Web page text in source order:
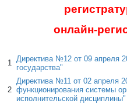
онлайн-
1 Директива №12 от 09 апреля
государства"
2
Директива №11 от 02 апреля
функционирования системы
исполнительской дисциплины"